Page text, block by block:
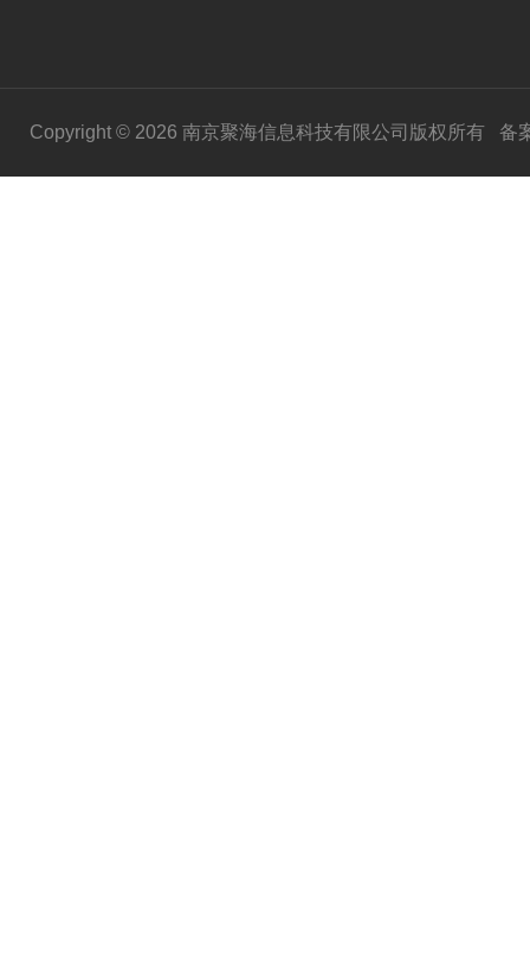
Copyright © 2026 南京聚海信息科技有限公司版权所有 备